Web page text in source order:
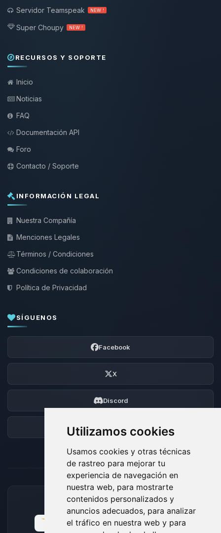
Utilizamos cookies
Usamos cookies y otras técnicas
de rastreo para mejorar tu
experiencia de navegación en
nuestra web, para mostrarte
contenidos personalizados y
anuncios adecuados, para analizar
el tráfico en nuestra web y para
Servidor Teamspeak
NEW !
Super Choupy NEW !
RECURSOS Y SOPORTE
Inicio
Noticias
FAQ
Documentación API
Foro
Contacto / Soporte
INFORMACIÓN LEGAL
Nuestra Compañía
Menciones Legales
Términos / Condiciones
Condiciones de colaboración
Política de Privacidad
SÍGUENOS
Facebook
X
Discord
Foro
MÉTODOS DE PAGO ACEPTADOS